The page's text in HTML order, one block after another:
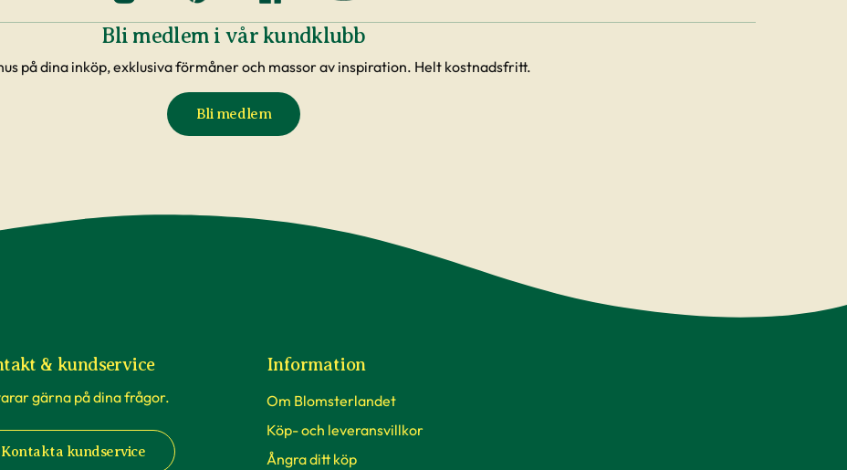
Bli medlem i vår kundklubb
på dina inköp, exklusiva förmåner och massor av inspiration. Helt kostnadsfritt.
Bli medlem
& kundservice
gärna på dina frågor.
Kontakta kundservice
Information
Om Blomsterlandet
Köp- och leveransvillkor
Ångra ditt köp